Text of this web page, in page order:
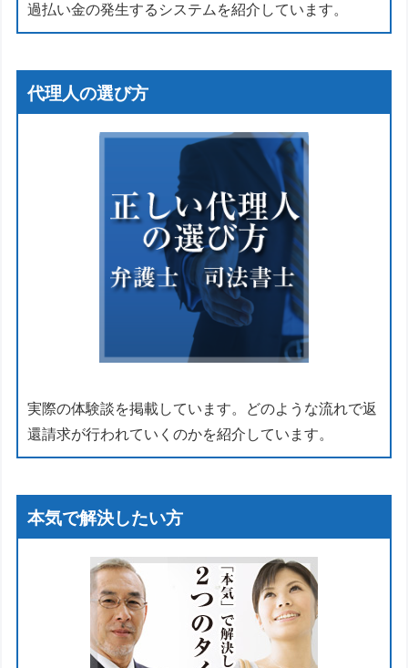
過払い金の発生するシステムを紹介しています。
代理人の選び方
実際の体験談を掲載しています。どのような流れで返
還請求が行われていくのかを紹介しています。
本気で解決したい方